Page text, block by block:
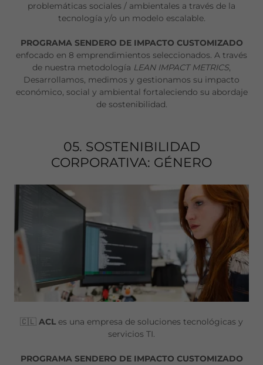
problemáticas sociales / ambientales a través de la
tecnología y/o un modelo escalable.
PROGRAMA SENDERO DE IMPACTO CUSTOMIZADO
enfocado en 8 emprendimientos seleccionados. A través
de nuestra metodología LEAN IMPACT METRICS,
Desarrollamos, medimos y gestionamos su impacto
económico, social y ambiental fortaleciendo su abordaje
de sostenibilidad.
05. SOSTENIBILIDAD
CORPORATIVA: GÉNERO
🇨🇱 ACL es una empresa de soluciones tecnológicas y
servicios TI.
PROGRAMA SENDERO DE IMPACTO CUSTOMIZADO